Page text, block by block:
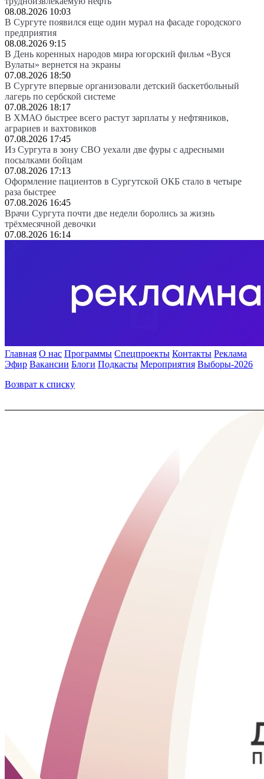
08.08.2026 10:03
В Сургуте появился еще один мурал на фасаде городского
предприятия
08.08.2026 9:15
В День коренных народов мира югорский фильм «Вуся
Вулаты» вернется на экраны
07.08.2026 18:50
В Сургуте впервые организовали детский баскетбольный
лагерь по сербской системе
07.08.2026 18:17
В ХМАО быстрее всего растут зарплаты у нефтяников,
аграриев и вахтовиков
07.08.2026 17:45
Из Сургута в зону СВО уехали две фуры с адресными
посылками бойцам
07.08.2026 17:13
Оформление пациентов в Сургутской ОКБ стало в четыре
раза быстрее
07.08.2026 16:45
Врачи Сургута почти две недели боролись за жизнь
трёхмесячной девочки
07.08.2026 16:14
Главная О нас Программы Спецпроекты Контакты Реклама
Эфир Вакансии Блоги Подкасты Мероприятия Выборы-2026
Возврат к списку